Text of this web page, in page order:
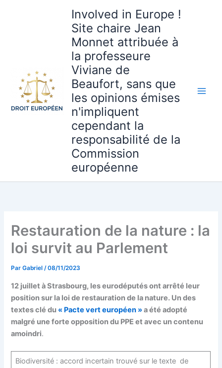
Involved in Europe !
Site chaire Jean
Monnet attribuée à
la professeure
Viviane de
Beaufort, sans que
les opinions émises
n'impliquent
cependant la
responsabilité de la
Commission
européenne
Restauration de la nature : la
loi survit au Parlement
ParGabriel/08/11/2023
12 juillet à Strasbourg, les eurodéputés ont arrêté leur
position sur la loi de restauration de la nature. Un des
textes clé du « Pacte vert européen »a été adopté
malgré une forte opposition du PPE et avec un contenu
amoindri.
Biodiversité : accord incertain trouvé sur le texte de